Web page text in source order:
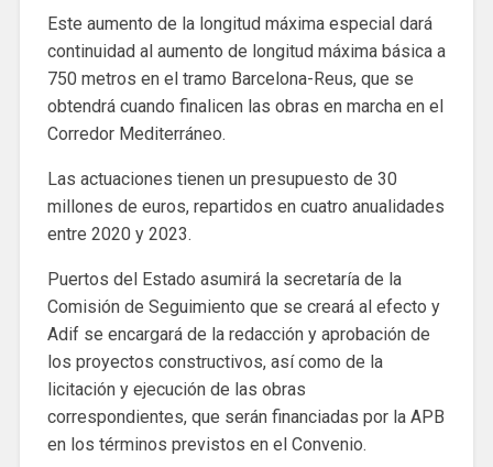
Este aumento de la longitud máxima especial dará
continuidad al aumento de longitud máxima básica a
750 metros en el tramo Barcelona-Reus, que se
obtendrá cuando finalicen las obras en marcha en el
Corredor Mediterráneo.
Las actuaciones tienen un presupuesto de 30
millones de euros, repartidos en cuatro anualidades
entre 2020 y 2023.
Puertos del Estado asumirá la secretaría de la
Comisión de Seguimiento que se creará al efecto y
Adif se encargará de la redacción y aprobación de
los proyectos constructivos, así como de la
licitación y ejecución de las obras
correspondientes, que serán financiadas por la APB
en los términos previstos en el Convenio.